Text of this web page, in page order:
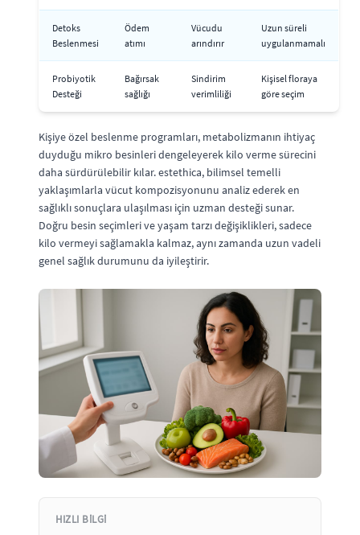
Detoks
Beslenmesi
Ödem
atımı
Vücudu
arındırır
Uzun süreli
uygulanmamalı
Probiyotik
Desteği
Bağırsak
sağlığı
Sindirim
verimliliği
Kişisel floraya
göre seçim
Kişiye özel beslenme programları, metabolizmanın ihtiyaç
duyduğu mikro besinleri dengeleyerek kilo verme sürecini
daha sürdürülebilir kılar. estethica, bilimsel temelli
yaklaşımlarla vücut kompozisyonunu analiz ederek en
sağlıklı sonuçlara ulaşılması için uzman desteği sunar.
Doğru besin seçimleri ve yaşam tarzı değişiklikleri, sadece
kilo vermeyi sağlamakla kalmaz, aynı zamanda uzun vadeli
genel sağlık durumunu da iyileştirir.
HIZLI BILGI